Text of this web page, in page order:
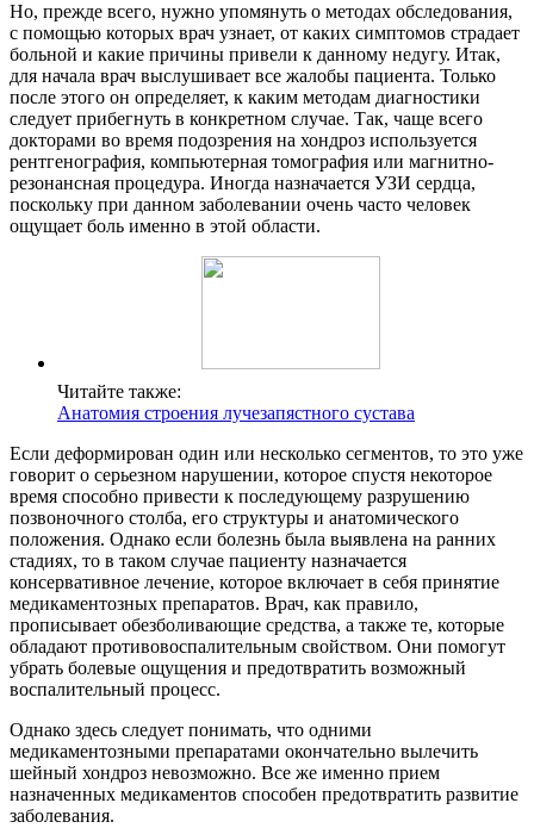
Но, прежде всего, нужно упомянуть о методах обследования,
с помощью которых врач узнает, от каких симптомов страдает
больной и какие причины привели к данному недугу. Итак,
для начала врач выслушивает все жалобы пациента. Только
после этого он определяет, к каким методам диагностики
следует прибегнуть в конкретном случае. Так, чаще всего
докторами во время подозрения на хондроз используется
рентгенография, компьютерная томография или магнитно-
резонансная процедура. Иногда назначается УЗИ сердца,
поскольку при данном заболевании очень часто человек
ощущает боль именно в этой области.
Читайте также:
Анатомия строения лучезапястного сустава
Если деформирован один или несколько сегментов, то это уже
говорит о серьезном нарушении, которое спустя некоторое
время способно привести к последующему разрушению
позвоночного столба, его структуры и анатомического
положения. Однако если болезнь была выявлена на ранних
стадиях, то в таком случае пациенту назначается
консервативное лечение, которое включает в себя принятие
медикаментозных препаратов. Врач, как правило,
прописывает обезболивающие средства, а также те, которые
обладают противовоспалительным свойством. Они помогут
убрать болевые ощущения и предотвратить возможный
воспалительный процесс.
Однако здесь следует понимать, что одними
медикаментозными препаратами окончательно вылечить
шейный хондроз невозможно. Все же именно прием
назначенных медикаментов способен предотвратить развитие
заболевания.